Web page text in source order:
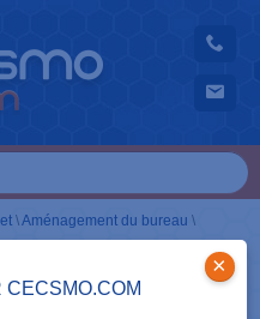
×
\Aménagement du bureau \